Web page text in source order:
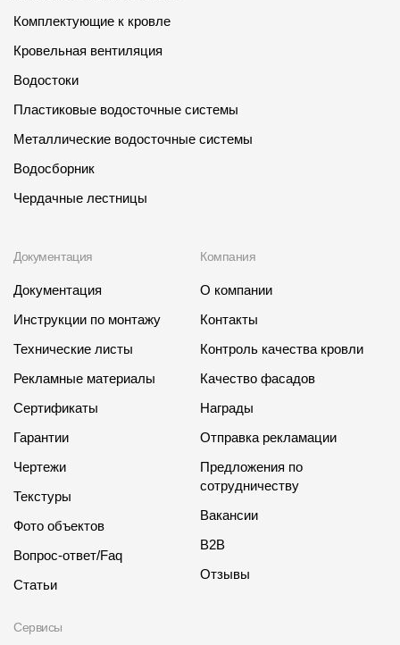
Комплектующие к кровле
Кровельная вентиляция
Водостоки
Пластиковые водосточные системы
Металлические водосточные системы
Водосборник
Чердачные лестницы
Документация
Документация
Инструкции по монтажу
Технические листы
Рекламные материалы
Сертификаты
Гарантии
Чертежи
Текстуры
Фото объектов
Вопрос-ответ/Faq
Статьи
Сервисы
Компания
О компании
Контакты
Контроль качества кровли
Качество фасадов
Награды
Отправка рекламации
Предложения по
сотрудничеству
Вакансии
B2B
Отзывы